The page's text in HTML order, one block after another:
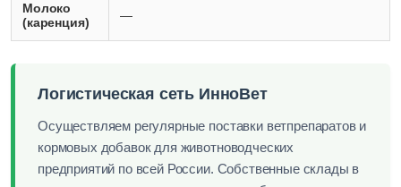
Молоко
(каренция)
—
Логистическая сеть ИнноВет
Осуществляем регулярные поставки ветпрепаратов и
кормовых добавок для животноводческих
предприятий по всей России. Собственные склады в